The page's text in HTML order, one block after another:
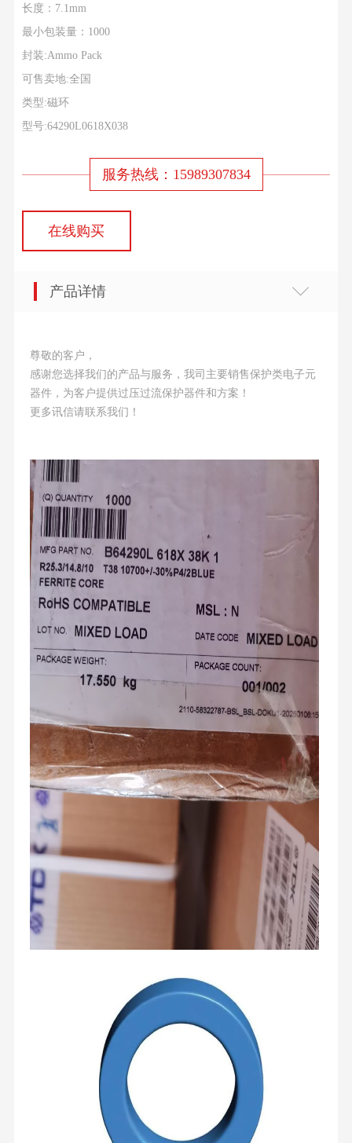
长度：7.1mm
最小包装量：1000
封装:Ammo Pack
可售卖地:全国
类型:磁环
型号:64290L0618X038
服务热线：15989307834
在线购买
产品详情
尊敬的客户，
感谢您选择我们的产品与服务，我司主要销售保护类电子元
器件，为客户提供过压过流保护器件和方案！
更多讯信请联系我们！